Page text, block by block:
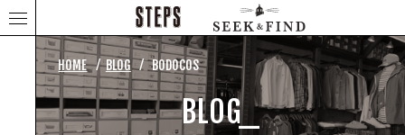
HOME ⁄ BLOG ⁄ BODOCOS
BLOG_